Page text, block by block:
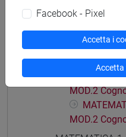
MOD.1
MOD.1
MATEMATICA -
MOD.2
MOD.2
Facebook - Pixel
Accetta i
Accetta